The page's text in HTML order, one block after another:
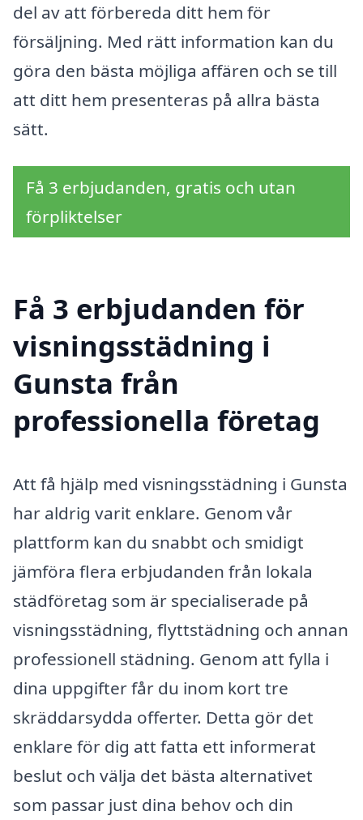
del av att förbereda ditt hem för
försäljning. Med rätt information kan du
göra den bästa möjliga affären och se till
att ditt hem presenteras på allra bästa
sätt.
Få 3 erbjudanden, gratis och utan
förpliktelser
Få 3 erbjudanden för
visningsstädning i
Gunsta från
professionella företag
Att få hjälp med visningsstädning i Gunsta
har aldrig varit enklare. Genom vår
plattform kan du snabbt och smidigt
jämföra flera erbjudanden från lokala
städföretag som är specialiserade på
visningsstädning, flyttstädning och annan
professionell städning. Genom att fylla i
dina uppgifter får du inom kort tre
skräddarsydda offerter. Detta gör det
enklare för dig att fatta ett informerat
beslut och välja det bästa alternativet
som passar just dina behov och din